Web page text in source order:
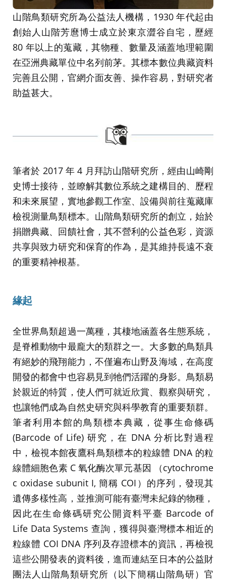
山階鳥類研究所為公益法人機構，1930 年代起由
創始人山階芳麿博士成立於東京澀谷自宅，歷經
80 年以上的蒐藏，其物種、數量及涵蓋地理範圍
在亞洲典藏單位中名列前茅。其標本數位典藏資料
完善且公開，官網介面友善、操作容易，對研究者
助益甚大。
筆者於 2017 年 4 月拜訪山階研究所，經由山崎剛
史博士接待，並瞭解其數位系統之建構目的、歷程
和未來展望，實地參觀工作室、設備與前往蒐藏庫
檢視測量鳥類標本。山階鳥類研究所的創立，始於
捐贈典藏、回饋社會，其不營利的公益色彩，資源
共享與致力研究和保育的作為，是其維持長遠不衰
的重要精神根基。
緣起
全世界鳥類超過一萬種，其棲地涵蓋各生態系統，
是脊椎動物中最龐大的類群之一。大多數的鳥類具
有絕妙的飛翔能力，不僅遍布山野及海域，在高度
開發的都會中也容易見到牠們活躍的身影。鳥類易
於親近的特質，使人們可就近欣賞、觀察與研究，
也讓牠們成為自然史研究與科學教育的重要類群。
筆者利用本館的鳥類標本典藏，從事生命條碼
(Barcode of Life) 研究，在 DNA 分析比對過程
中，檢視本館夜鷹科鳥類標本的粒線體 DNA 的粒
線體細胞色素 C 氧化酶次單元基因 （cytochrome
c oxidase subunit I, 簡稱 COI）的序列，發現其
遺傳多樣性高，並推測可能有臺灣未紀錄的物種，
因此在生命條碼研究公開資料平臺 Barcode of
Life Data Systems 查詢，獲得與臺灣標本相近的
粒線體 COI DNA 序列及存證標本的資訊，再檢視
這些公開發表的資料後，進而連結至日本的公益財
團法人山階鳥類研究所（以下簡稱山階鳥研）官